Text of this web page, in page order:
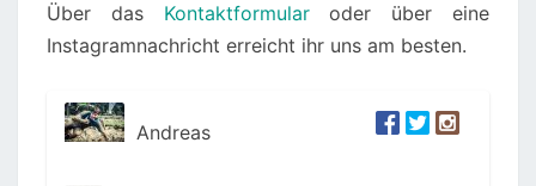
Über das Kontaktformularoder über eine
Instagramnachricht erreicht ihr uns am besten.
Andreas